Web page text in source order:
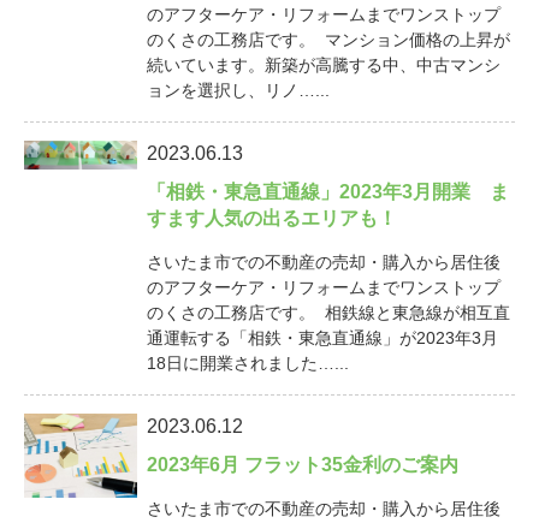
のアフターケア・リフォームまでワンストップ
のくさの工務店です。 マンション価格の上昇が
続いています。新築が高騰する中、中古マンシ
ョンを選択し、リノ…...
2023.06.13
「相鉄・東急直通線」2023年3月開業 ま
すます人気の出るエリアも！
さいたま市での不動産の売却・購入から居住後
のアフターケア・リフォームまでワンストップ
のくさの工務店です。 相鉄線と東急線が相互直
通運転する「相鉄・東急直通線」が2023年3月
18日に開業されました…...
2023.06.12
2023年6月 フラット35金利のご案内
さいたま市での不動産の売却・購入から居住後